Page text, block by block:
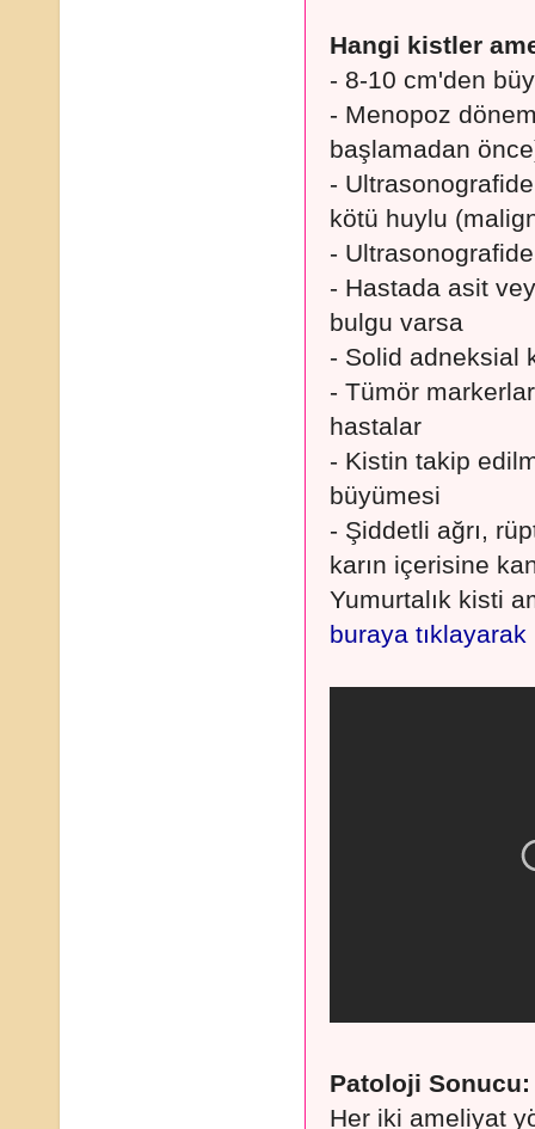
Hangi kistler
- 8-10 cm'den
- Menopoz
başlamadan
-
kötü huylu
-
- Hastada asit
bulgu varsa
- Solid adneksial
- Tümör
hastalar
- Kistin takip
büyümesi
- Şiddetli ağrı,
karın içerisine
Yumurtalık kisti
buraya tıklayarak
Patoloji Sonucu:
Her iki ameliyat